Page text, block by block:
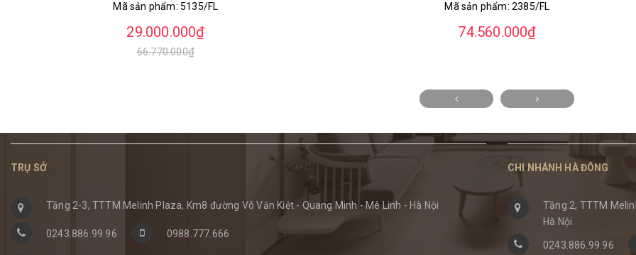
Mã sản phẩm:5135/FL
29.000.000₫
66.770.000₫
Mã sản phẩm:2385/FL
74.560.000₫
TRỤ SỞ
Tầng 2-3, TTTM Melinh Plaza, Km8 đường Võ Văn Kiệt - Quang Minh - Mê Linh - Hà Nội
0243.886.99.96 0988.777.666
CHI NHÁNH HÀ ĐÔNG
Tầng 2, TTTM
Hà Nội
0243.886.99.96